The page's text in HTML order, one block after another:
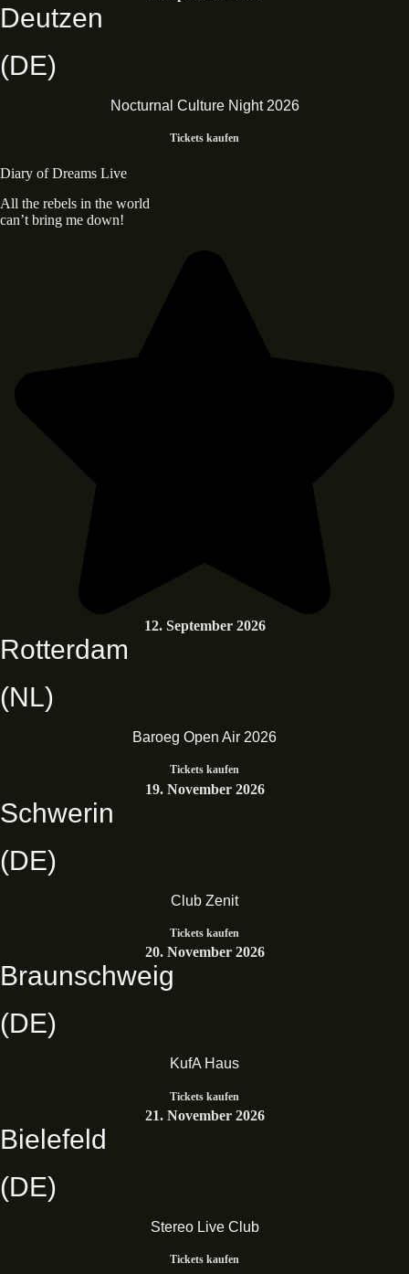
Deutzen
(DE)
Nocturnal Culture Night 2026
Tickets kaufen
Diary of Dreams Live
All the rebels in the world
can’t bring me down!
12. September 2026
Rotterdam
(NL)
Baroeg Open Air 2026
Tickets kaufen
19. November 2026
Schwerin
(DE)
Club Zenit
Tickets kaufen
20. November 2026
Braunschweig
(DE)
KufA Haus
Tickets kaufen
21. November 2026
Bielefeld
(DE)
Stereo Live Club
Tickets kaufen